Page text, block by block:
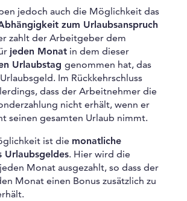
jedoch auch die Möglichkeit das
zum Urlaubsanspruch
zahlt der Arbeitgeber dem
jeden Monat in dem dieser
Urlaubstag genommen hat, das
Im Rückkehrschluss
dass der Arbeitnehmer die
nicht erhält, wenn er
seinen gesamten Urlaub nimmt.
ist die monatliche
Urlaubsgeldes. Hier wird die
Monat ausgezahlt, so dass der
Monat einen Bonus zusätzlich zu